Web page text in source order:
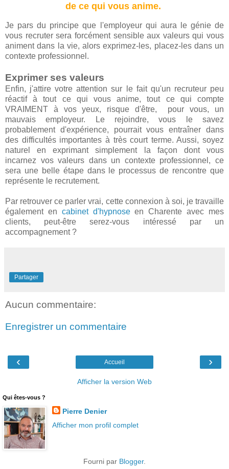
de ce qui vous anime.
Je pars du principe que l'employeur qui aura le génie de
vous recruter sera forcément sensible aux valeurs qui vous
animent dans la vie, alors exprimez-les, placez-les dans un
contexte professionnel.
Exprimer ses valeurs
Enfin, j'attire votre attention sur le fait qu'un recruteur peu
réactif à tout ce qui vous anime, tout ce qui compte
VRAIMENT à vos yeux, risque d'être, pour vous, un
mauvais employeur. Le rejoindre, vous le savez
probablement d'expérience, pourrait vous entraîner dans
des difficultés importantes à très court terme. Aussi, soyez
naturel en exprimant simplement la façon dont vous
incarnez vos valeurs dans un contexte professionnel, ce
sera une belle étape dans le processus de rencontre que
représente le recrutement.
Par retrouver ce parler vrai, cette connexion à soi, je travaille
également en cabinet d'hypnoseen Charente avec mes
clients, peut-être serez-vous intéressé par un
accompagnement ?
Partager
Aucun commentaire:
Enregistrer un commentaire
‹ ›
Accueil
Afficher la version Web
Qui êtes-vous ?
Pierre Denier
Afficher mon profil complet
Fourni par Blogger.